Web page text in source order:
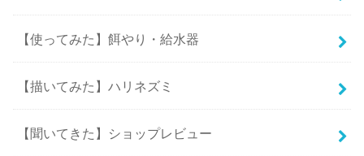
【使ってみた】餌やり・給水器
【描いてみた】ハリネズミ
【聞いてきた】ショップレビュー